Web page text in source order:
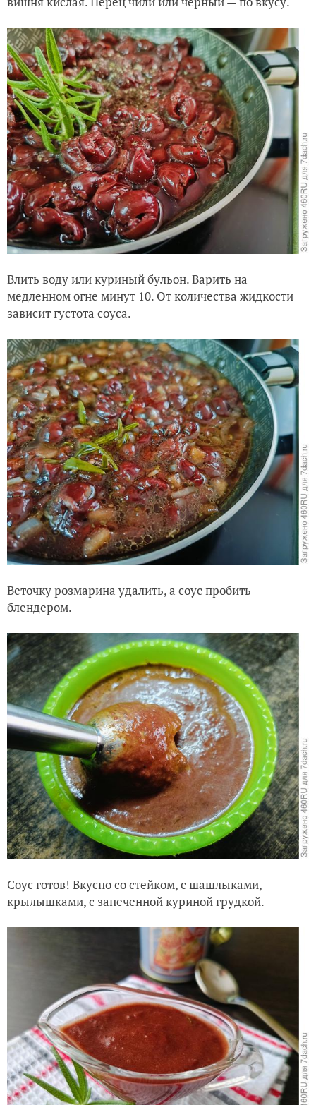
Влить воду или куриный бульон. Варить на
медленном огне минут 10. От количества жидкости
зависит густота соуса.
Веточку розмарина удалить, а соус пробить
блендером.
Соус готов! Вкусно со стейком, с шашлыками,
крылышками, с запеченной куриной грудкой.